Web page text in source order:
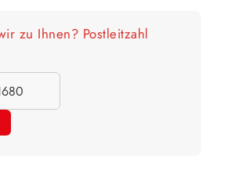
zu Ihnen? Postleitzahl